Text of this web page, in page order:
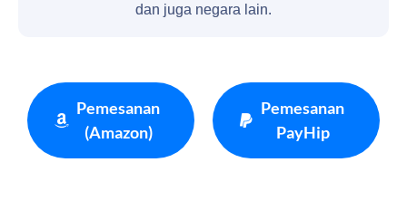
dan juga negara lain.
Pemesanan
(Amazon)
Pemesanan
PayHip